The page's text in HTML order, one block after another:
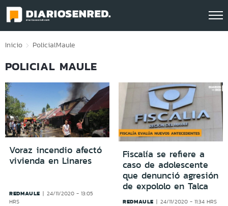
Click acá para ir directamente al contenido
Inicio PolicialMaule
POLICIAL MAULE
Voraz incendio afectó
vivienda en Linares
REDMAULE
24/11/2020 - 13:05
HRS
Fiscalía se refiere a
caso de adolescente
que denunció agresión
de expololo en Talca
REDMAULE 24/11/2020 - 11:34 HRS